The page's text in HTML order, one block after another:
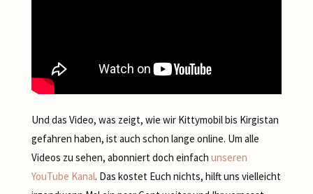
Und das Video, was zeigt, wie wir Kittymobil bis Kirgistan
gefahren haben, ist auch schon lange online. Um alle
Videos zu sehen, abonniert doch einfach unseren
YouTube Kanal. Das kostet Euch nichts, hilft uns vielleicht